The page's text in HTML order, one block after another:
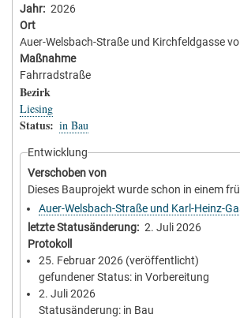
Jahr
2026
Ort
Auer-Welsbach-Straße und Kirchfeldgasse
Maßnahme
Fahrradstraße
Bezirk
Liesing
Status in Bau
Entwicklung
Verschoben von
Dieses Bauprojekt wurde schon in einem
Auer-Welsbach-Straße und Karl-Heinz-
letzte Statusänderung
2. Juli 2026
Protokoll
25. Februar 2026 (veröffentlicht)
gefundener Status: in Vorbereitung
2. Juli 2026
Statusänderung: in Bau